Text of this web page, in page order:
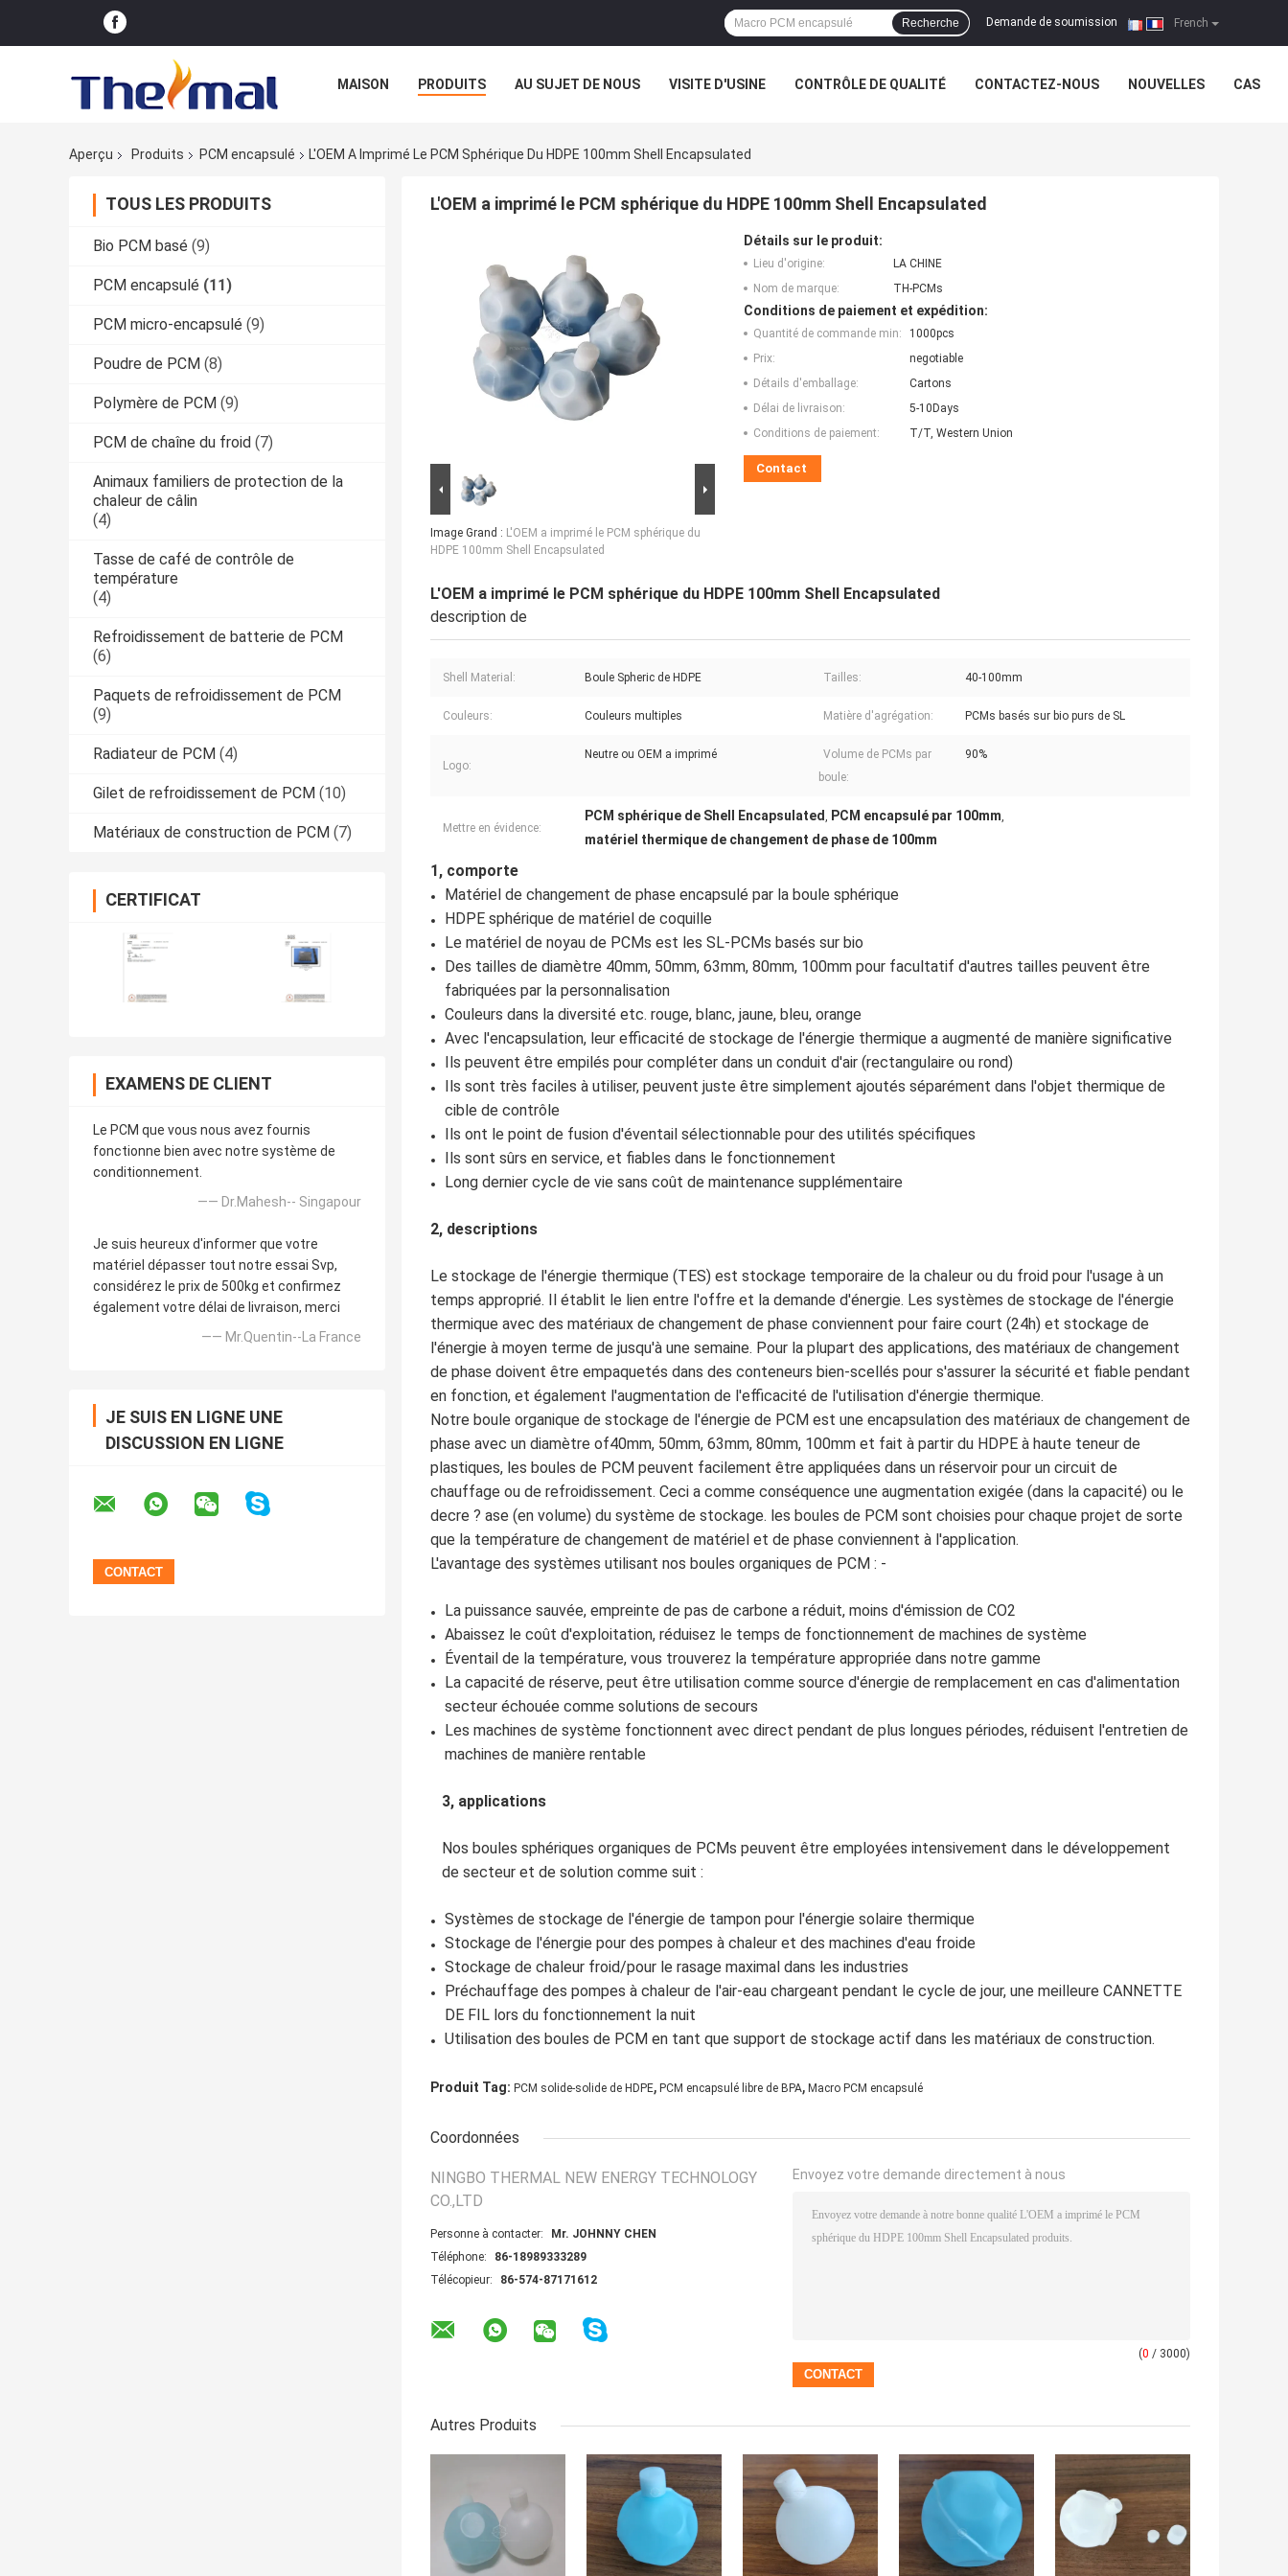
French
Demande de soumission |
Recherche
MAISON PRODUITS AU SUJET DE NOUS VISITE D'USINE CONTRÔLE DE QUALITÉ CONTACTEZ-NOUS NOUVELLES CAS
Aperçu Produits PCM encapsulé L'OEM A Imprimé Le PCM Sphérique Du HDPE 100mm Shell Encapsulated
TOUS LES PRODUITS
Bio PCM basé (9)
PCM encapsulé (11)
PCM micro-encapsulé (9)
Poudre de PCM (8)
Polymère de PCM (9)
PCM de chaîne du froid (7)
Animaux familiers de protection de la
chaleur de câlin
(4)
Tasse de café de contrôle de
température
(4)
Refroidissement de batterie de PCM
(6)
Paquets de refroidissement de PCM
(9)
Radiateur de PCM (4)
Gilet de refroidissement de PCM (10)
Matériaux de construction de PCM (7)
CERTIFICAT
EXAMENS DE CLIENT
Le PCM que vous nous avez fournis
fonctionne bien avec notre système de
conditionnement.
—— Dr.Mahesh-- Singapour
Je suis heureux d'informer que votre
matériel dépasser tout notre essai Svp,
considérez le prix de 500kg et confirmez
également votre délai de livraison, merci
—— Mr.Quentin--La France
JE SUIS EN LIGNE UNE
DISCUSSION EN LIGNE
L'OEM a imprimé le PCM sphérique du HDPE 100mm Shell Encapsulated
Image Grand : L'OEM a imprimé le PCM sphérique du
HDPE 100mm Shell Encapsulated
Détails sur le produit:
Lieu d'origine:
LA CHINE
Nom de marque:
TH-PCMs
Conditions de paiement et expédition:
Quantité de commande min:
1000pcs
Prix:
negotiable
Détails d'emballage:
Cartons
Délai de livraison:
5-10Days
Conditions de paiement:
T/T, Western Union
Contact
L'OEM a imprimé le PCM sphérique du HDPE 100mm Shell Encapsulated
description de
Shell Material: Boule Spheric de HDPE Tailles: 40-100mm
Couleurs: Couleurs multiples Matière d'agrégation: PCMs basés sur bio purs de SL
Logo:
Neutre ou OEM a imprimé
Volume de PCMs par
boule:
90%
Mettre en évidence:
PCM sphérique de Shell Encapsulated, PCM encapsulé par 100mm,
matériel thermique de changement de phase de 100mm
1, comporte
Matériel de changement de phase encapsulé par la boule sphérique
HDPE sphérique de matériel de coquille
Le matériel de noyau de PCMs est les SL-PCMs basés sur bio
Des tailles de diamètre 40mm, 50mm, 63mm, 80mm, 100mm pour facultatif d'autres tailles peuvent être
fabriquées par la personnalisation
Couleurs dans la diversité etc. rouge, blanc, jaune, bleu, orange
Avec l'encapsulation, leur efficacité de stockage de l'énergie thermique a augmenté de manière significative
Ils peuvent être empilés pour compléter dans un conduit d'air (rectangulaire ou rond)
Ils sont très faciles à utiliser, peuvent juste être simplement ajoutés séparément dans l'objet thermique de
cible de contrôle
Ils ont le point de fusion d'éventail sélectionnable pour des utilités spécifiques
Ils sont sûrs en service, et fiables dans le fonctionnement
Long dernier cycle de vie sans coût de maintenance supplémentaire
2, descriptions
Le stockage de l'énergie thermique (TES) est stockage temporaire de la chaleur ou du froid pour l'usage à un
temps approprié. Il établit le lien entre l'offre et la demande d'énergie. Les systèmes de stockage de l'énergie
thermique avec des matériaux de changement de phase conviennent pour faire court (24h) et stockage de
l'énergie à moyen terme de jusqu'à une semaine. Pour la plupart des applications, des matériaux de changement
de phase doivent être empaquetés dans des conteneurs bien-scellés pour s'assurer la sécurité et fiable pendant
en fonction, et également l'augmentation de l'efficacité de l'utilisation d'énergie thermique.
Notre boule organique de stockage de l'énergie de PCM est une encapsulation des matériaux de changement de
phase avec un diamètre of40mm, 50mm, 63mm, 80mm, 100mm et fait à partir du HDPE à haute teneur de
plastiques, les boules de PCM peuvent facilement être appliquées dans un réservoir pour un circuit de
chauffage ou de refroidissement. Ceci a comme conséquence une augmentation exigée (dans la capacité) ou le
decre ? ase (en volume) du système de stockage. les boules de PCM sont choisies pour chaque projet de sorte
que la température de changement de matériel et de phase conviennent à l'application.
L'avantage des systèmes utilisant nos boules organiques de PCM : -
La puissance sauvée, empreinte de pas de carbone a réduit, moins d'émission de CO2
Abaissez le coût d'exploitation, réduisez le temps de fonctionnement de machines de système
Éventail de la température, vous trouverez la température appropriée dans notre gamme
La capacité de réserve, peut être utilisation comme source d'énergie de remplacement en cas d'alimentation
secteur échouée comme solutions de secours
Les machines de système fonctionnent avec direct pendant de plus longues périodes, réduisent l'entretien de
machines de manière rentable
3, applications
Nos boules sphériques organiques de PCMs peuvent être employées intensivement dans le développement
de secteur et de solution comme suit :
Systèmes de stockage de l'énergie de tampon pour l'énergie solaire thermique
Stockage de l'énergie pour des pompes à chaleur et des machines d'eau froide
Stockage de chaleur froid/pour le rasage maximal dans les industries
Préchauffage des pompes à chaleur de l'air-eau chargeant pendant le cycle de jour, une meilleure CANNETTE
DE FIL lors du fonctionnement la nuit
Utilisation des boules de PCM en tant que support de stockage actif dans les matériaux de construction.
Produit Tag: PCM solide-solide de HDPE, PCM encapsulé libre de BPA, Macro PCM encapsulé
Coordonnées
NINGBO THERMAL NEW ENERGY TECHNOLOGY
CO.,LTD
Personne à contacter:
Mr. JOHNNY CHEN
Téléphone:
86-18989333289
Télécopieur:
86-574-87171612
Envoyez votre demande directement à nous
(0 / 3000)
Autres Produits